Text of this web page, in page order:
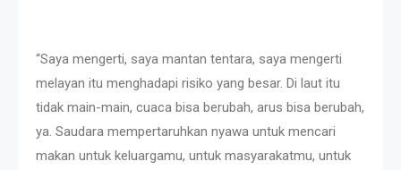
“Saya mengerti, saya mantan tentara, saya mengerti
melayan itu menghadapi risiko yang besar. Di laut itu
tidak main-main, cuaca bisa berubah, arus bisa berubah,
ya. Saudara mempertaruhkan nyawa untuk mencari
makan untuk keluargamu, untuk masyarakatmu, untuk